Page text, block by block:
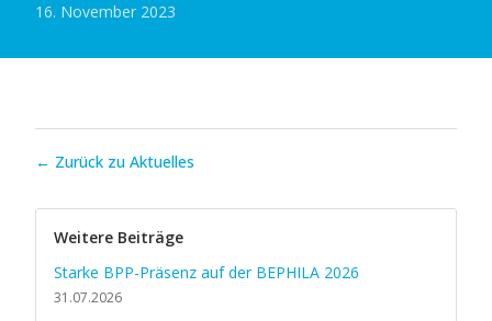
16. November 2023
← Zurück zu Aktuelles
Weitere Beiträge
Starke BPP-Präsenz auf der BEPHILA 2026
31.07.2026